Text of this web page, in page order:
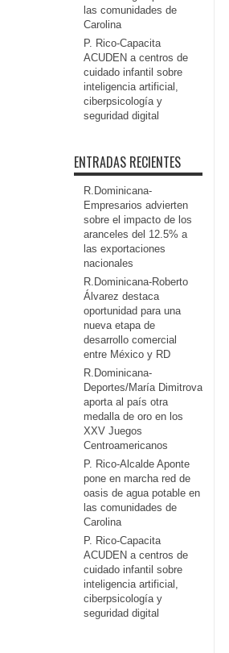
las comunidades de
Carolina
P. Rico-Capacita
ACUDEN a centros de
cuidado infantil sobre
inteligencia artificial,
ciberpsicología y
seguridad digital
ENTRADAS RECIENTES
R.Dominicana-
Empresarios advierten
sobre el impacto de los
aranceles del 12.5% a
las exportaciones
nacionales
R.Dominicana-Roberto
Álvarez destaca
oportunidad para una
nueva etapa de
desarrollo comercial
entre México y RD
R.Dominicana-
Deportes/María Dimitrova
aporta al país otra
medalla de oro en los
XXV Juegos
Centroamericanos
P. Rico-Alcalde Aponte
pone en marcha red de
oasis de agua potable en
las comunidades de
Carolina
P. Rico-Capacita
ACUDEN a centros de
cuidado infantil sobre
inteligencia artificial,
ciberpsicología y
seguridad digital